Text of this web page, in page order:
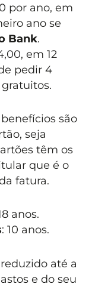
por ano, em
ano se
Bank.
em 12
pedir 4
são
seja
têm os
que é o
fatura.
anos.
: 10 anos.
até a
e do seu